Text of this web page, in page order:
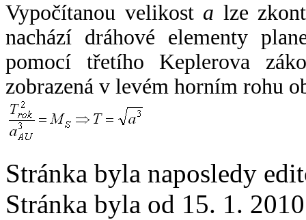
Vypočítanou velikost a lze
nachází dráhové elementy
pomocí třetího Keplerova
zobrazená v levém horním rohu
Stránka byla naposledy
Stránka byla od 15. 1.